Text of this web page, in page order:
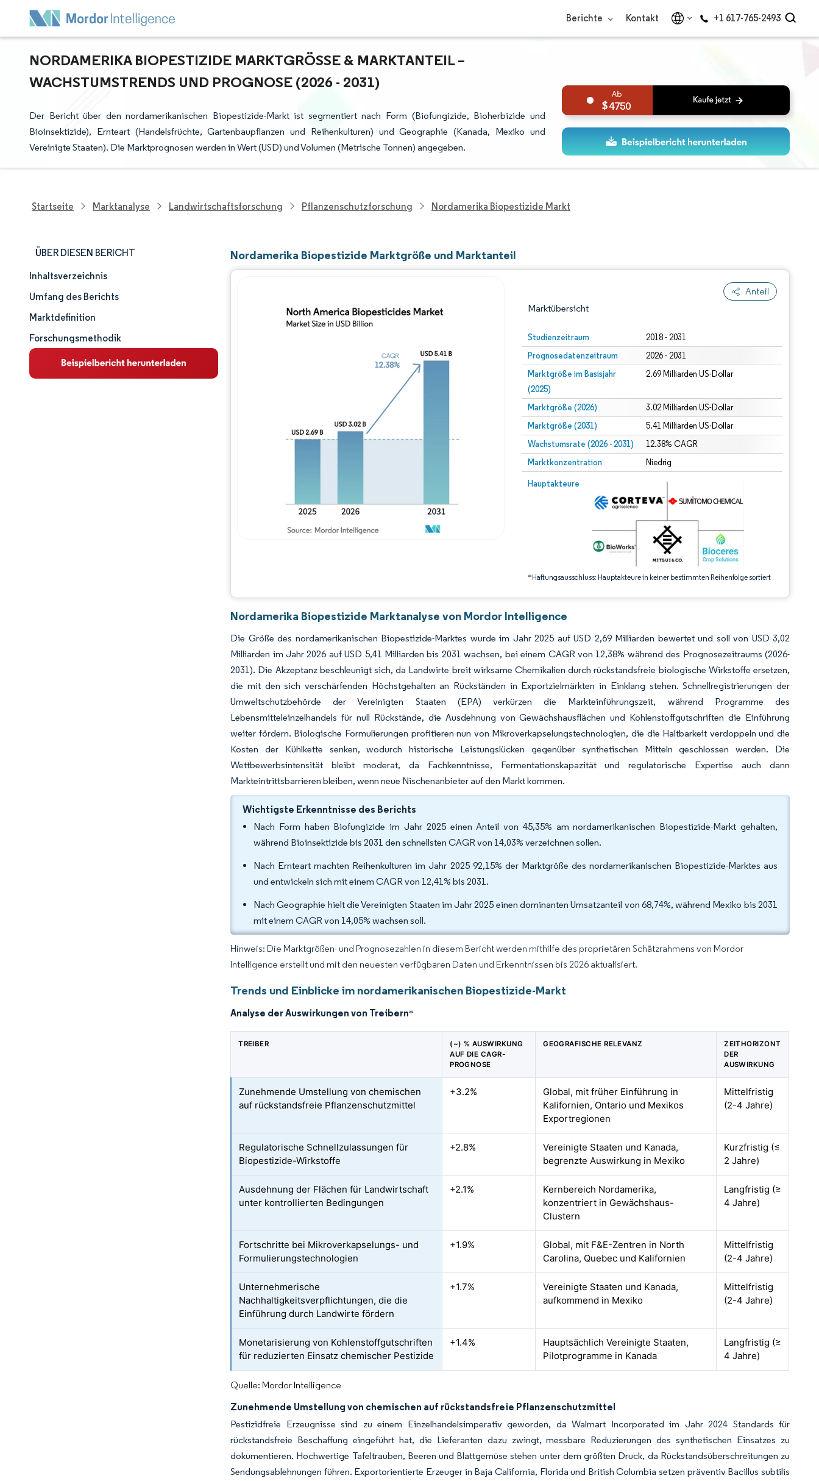
Berichte Kontakt +1 617-765-2493
NORDAMERIKA BIOPESTIZIDE MARKTGRÖSSE & MARKTANTEIL – W
ACHSTUMSTRENDS UND PROGNOSE (2026 - 2031)
Der Bericht über den nordamerikanischen Biopestizide-Markt ist segmentiert nach Form (Biofungizide, Bioherbizide und
Bioinsektizide), Ernteart (Handelsfrüchte, Gartenbaupflanzen und Reihenkulturen) und Geographie (Kanada, Mexiko und
Vereinigte Staaten). Die Marktprognosen werden in Wert (USD) und Volumen (Metrische Tonnen) angegeben.
4750
Startseite Marktanalyse Landwirtschaftsforschung Pflanzenschutzforschung Nordamerika Biopestizide Markt
ÜBER DIESEN BERICHT
Marktgröße und -anteil
Marktanalyse
Trends und Einblicke
Segmentanalyse
Inhaltsverzeichnis
Umfang des Berichts
Marktdefinition
Forschungsmethodik
Nordamerika Biopestizide Marktgröße und Marktanteil
Anteil
Marktübersicht
Studienzeitraum 2018 - 2031
Prognosedatenzeitraum 2026 - 2031
Marktgröße im Basisjahr
(2025)
2.69 Milliarden US-Dollar
Marktgröße (2026) 3.02 Milliarden US-Dollar
Marktgröße (2031) 5.41 Milliarden US-Dollar
Wachstumsrate (2026 - 2031) 12.38% CAGR
Marktkonzentration Niedrig
Hauptakteure
*Haftungsausschluss: Hauptakteure in keiner bestimmten Reihenfolge sortiert
Bild © Mordor Intelligence. Wiederverwendung erfordert Namensnennung gemäß CC BY 4.0.
Bild © Mordor Intelligence. Wiederverwendung erfordert Namensnennung gemäß CC BY 4.0.
Nordamerika Biopestizide Marktanalyse von Mordor Intelligence
Die Größe des nordamerikanischen Biopestizide-Marktes wurde im Jahr 2025 auf USD 2,69 Milliarden bewertet und soll von USD 3,02
Milliarden im Jahr 2026 auf USD 5,41 Milliarden bis 2031 wachsen, bei einem CAGR von 12,38% während des Prognosezeitraums (2026-
2031). Die Akzeptanz beschleunigt sich, da Landwirte breit wirksame Chemikalien durch rückstandsfreie biologische Wirkstoffe ersetzen,
die mit den sich verschärfenden Höchstgehalten an Rückständen in Exportzielmärkten in Einklang stehen. Schnellregistrierungen der
Umweltschutzbehörde der Vereinigten Staaten (EPA) verkürzen die Markteinführungszeit, während Programme des
Lebensmitteleinzelhandels für null Rückstände, die Ausdehnung von Gewächshausflächen und Kohlenstoffgutschriften die Einführung
weiter fördern. Biologische Formulierungen profitieren nun von Mikroverkapselungstechnologien, die die Haltbarkeit verdoppeln und die
Kosten der Kühlkette senken, wodurch historische Leistungslücken gegenüber synthetischen Mitteln geschlossen werden. Die
Wettbewerbsintensität bleibt moderat, da Fachkenntnisse, Fermentationskapazität und regulatorische Expertise auch dann
Markteintrittsbarrieren bleiben, wenn neue Nischenanbieter auf den Markt kommen.
Wichtigste Erkenntnisse des Berichts
Nach Form haben Biofungizide im Jahr 2025 einen Anteil von 45,35% am nordamerikanischen Biopestizide-Markt gehalten,
während Bioinsektizide bis 2031 den schnellsten CAGR von 14,03% verzeichnen sollen.
Nach Ernteart machten Reihenkulturen im Jahr 2025 92,15% der Marktgröße des nordamerikanischen Biopestizide-Marktes aus
und entwickeln sich mit einem CAGR von 12,41% bis 2031.
Nach Geographie hielt die Vereinigten Staaten im Jahr 2025 einen dominanten Umsatzanteil von 68,74%, während Mexiko bis 2031
mit einem CAGR von 14,05% wachsen soll.
Hinweis: Die Marktgrößen- und Prognosezahlen in diesem Bericht werden mithilfe des proprietären Schätzrahmens von Mordor
Intelligence erstellt und mit den neuesten verfügbaren Daten und Erkenntnissen bis 2026 aktualisiert.
Trends und Einblicke im nordamerikanischen Biopestizide-Markt
Analyse der Auswirkungen von Treibern*
TREIBER
(~) % AUSWIRKUNG
AUF DIE CAGR-
PROGNOSE
GEOGRAFISCHE RELEVANZ
ZEITHORIZONT
DER
AUSWIRKUNG
Zunehmende Umstellung von chemischen
auf rückstandsfreie Pflanzenschutzmittel
+3.2%
Global, mit früher Einführung in
Kalifornien, Ontario und Mexikos
Exportregionen
Mittelfristig
(2-4 Jahre)
Regulatorische Schnellzulassungen für
Biopestizide-Wirkstoffe
+2.8%
Vereinigte Staaten und Kanada,
begrenzte Auswirkung in Mexiko
Kurzfristig (≤
2 Jahre)
Ausdehnung der Flächen für Landwirtschaft
unter kontrollierten Bedingungen
+2.1%
Kernbereich Nordamerika,
konzentriert in Gewächshaus-
Clustern
Langfristig (≥
4 Jahre)
Fortschritte bei Mikroverkapselungs- und
Formulierungstechnologien
+1.9%
Global, mit F&E-Zentren in North
Carolina, Quebec und Kalifornien
Mittelfristig
(2-4 Jahre)
Unternehmerische
Nachhaltigkeitsverpflichtungen, die die
Einführung durch Landwirte fördern
+1.7%
Vereinigte Staaten und Kanada,
aufkommend in Mexiko
Mittelfristig
(2-4 Jahre)
Monetarisierung von Kohlenstoffgutschriften
für reduzierten Einsatz chemischer Pestizide
+1.4%
Hauptsächlich Vereinigte Staaten,
Pilotprogramme in Kanada
Langfristig (≥
4 Jahre)
Quelle: Mordor Intelligence
Zunehmende Umstellung von chemischen auf rückstandsfreie Pflanzenschutzmittel
Pestizidfreie Erzeugnisse sind zu einem Einzelhandelsimperativ geworden, da Walmart Incorporated im Jahr 2024 Standards für
rückstandsfreie Beschaffung eingeführt hat, die Lieferanten dazu zwingt, messbare Reduzierungen des synthetischen Einsatzes zu
dokumentieren. Hochwertige Tafeltrauben, Beeren und Blattgemüse stehen unter dem größten Druck, da Rückstandsüberschreitungen zu
Sendungsablehnungen führen. Exportorientierte Erzeuger in Baja California, Florida und British Columbia setzen präventiv Bacillus subtilis